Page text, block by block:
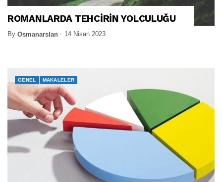
ROMANLARDA TEHCİRİN YOLCULUĞU
By Osmanarslan 14 Nisan 2023
GENEL MAKALELER